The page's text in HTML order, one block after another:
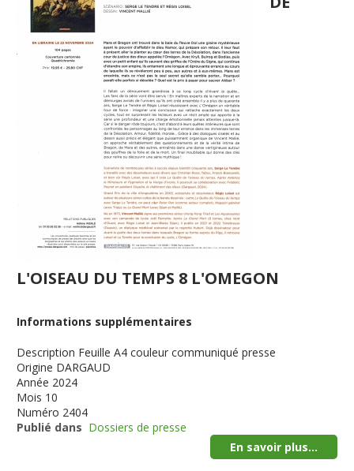
L'OISEAU DU TEMPS 8 L'OMEGON
Informations supplémentaires
Description Feuille A4 couleur communiqué presse
Origine DARGAUD
Année 2024
Mois 10
Numéro 2404
Publié dans Dossiers de presse
En savoir plus...